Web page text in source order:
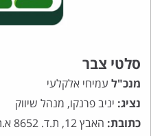
סלטי צבר
מנכ"ל עמיחי אלקלעי
נציג: יניב פרנקו, מנהל שיווק
כתובת: האבץ 12, ת.ד. 8652 א.ת. קרית גת 82000